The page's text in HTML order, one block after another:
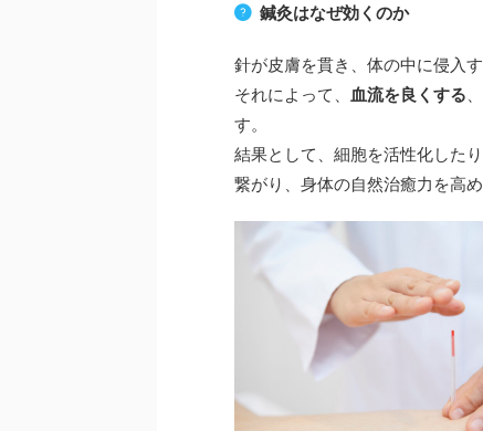
鍼灸はなぜ効くのか
針が皮膚を貫き、体の中に侵入
それによって、 血流を良くする、
す。
結果として、細胞を活性化した
繋がり、身体の自然治癒力を高